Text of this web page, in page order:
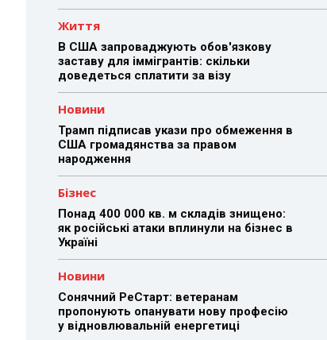
Життя
В США запроваджують обов'язкову
заставу для іммігрантів: скільки
доведеться сплатити за візу
Новини
Трамп підписав укази про обмеження в
США громадянства за правом
народження
Бізнес
Понад 400 000 кв. м складів знищено:
як російські атаки вплинули на бізнес в
Україні
Новини
Сонячний РеСтарт: ветеранам
пропонують опанувати нову професію
у відновлювальній енергетиці